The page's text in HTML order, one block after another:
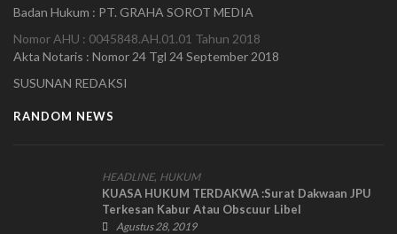
Badan Hukum : PT. GRAHA SOROT MEDIA
Nomor AHU : 0045848.AH.01.01 Tahun 2018
Akta Notaris : Nomor 24 Tgl 24 September 2018
SUSUNAN REDAKSI
RANDOM NEWS
HEADLINE, HUKUM
KUASA HUKUM TERDAKWA :Surat Dakwaan JPU
Terkesan Kabur Atau Obscuur Libel
Agustus 28, 2019